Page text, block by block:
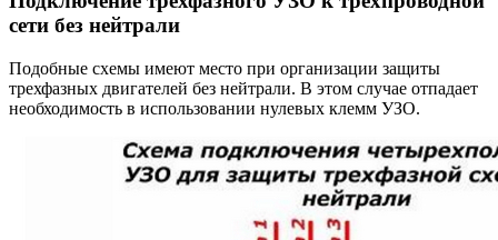
сети без нейтрали
Подобные схемы имеют место при организации защиты
трехфазных двигателей без нейтрали. В этом случае отпадает
необходимость в использовании нулевых клемм УЗО.